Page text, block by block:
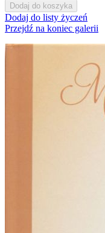
Dodaj do koszyka
Dodaj do listy życzeń
Przejdź na koniec galerii